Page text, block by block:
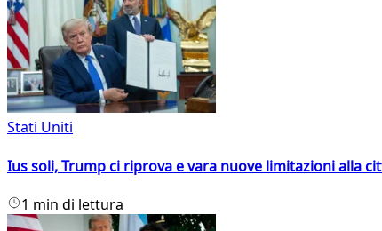
Stati Uniti
Ius soli, Trump ci riprova e vara nuove limitazioni alla
1 min di lettura